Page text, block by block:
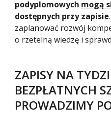
podyplomowych mogą
dostępnych przy zapisie
zaplanować rozwój
o rzetelną wiedzę i
ZAPISY NA
BEZPŁATNYCH
PROWADZIMY